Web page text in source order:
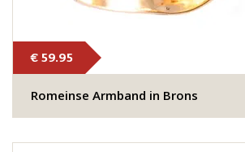
€ 59.95
Romeinse Armband in Brons